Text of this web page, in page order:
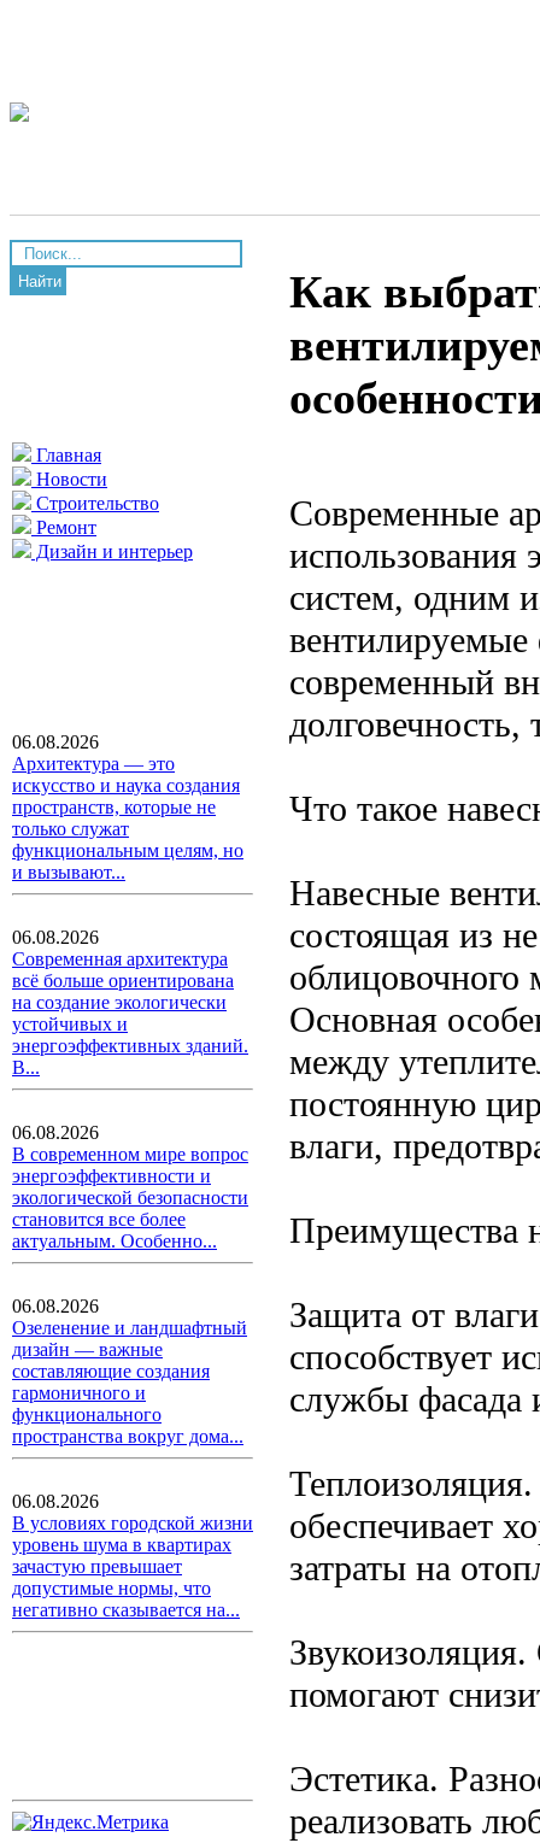
Найти
Главная
Новости
Строительство
Ремонт
Дизайн и интерьер
06.08.2026
Архитектура — это
искусство и наука создания
пространств, которые не
только служат
функциональным целям, но
и вызывают...
06.08.2026
Современная архитектура
всё больше ориентирована
на создание экологически
устойчивых и
энергоэффективных зданий.
В...
06.08.2026
В современном мире вопрос
энергоэффективности и
экологической безопасности
становится все более
актуальным. Особенно...
06.08.2026
Озеленение и ландшафтный
дизайн — важные
составляющие создания
гармоничного и
функционального
пространства вокруг дома...
06.08.2026
В условиях городской жизни
уровень шума в квартирах
зачастую превышает
допустимые нормы, что
негативно сказывается на...
Как
Современные
использования
систем, одним
современный
Что такое
Навесные
состоящая из
облицовочного
Основная
между
постоянную
влаги,
Преимущества
Защита от
способствует
службы фасада
обеспечивает
затраты на
помогают
Эстетика.
реализовать